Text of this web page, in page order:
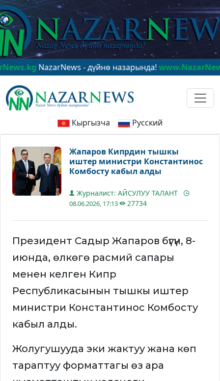
NazarNews - дүйнө назарында!www.NazarNews.kg
Кыргызча Русский
Жапаров Кипрдин тышкы
иштер министри Константинос
Комбосту кабыл алды
Журналист: АЙСУЛУУ ТАЛАНТ
08.06.2026, 17:13 27734
Президент Садыр Жапаров бүгүн, 8-
июнда, өлкөгө расмий сапары
менен келген Кипр
Республикасынын тышкы иштер
министри Константинос Комбосту
кабыл алды.
Жолугушууда эки жактуу жана көп
тараптуу форматтагы өз ара